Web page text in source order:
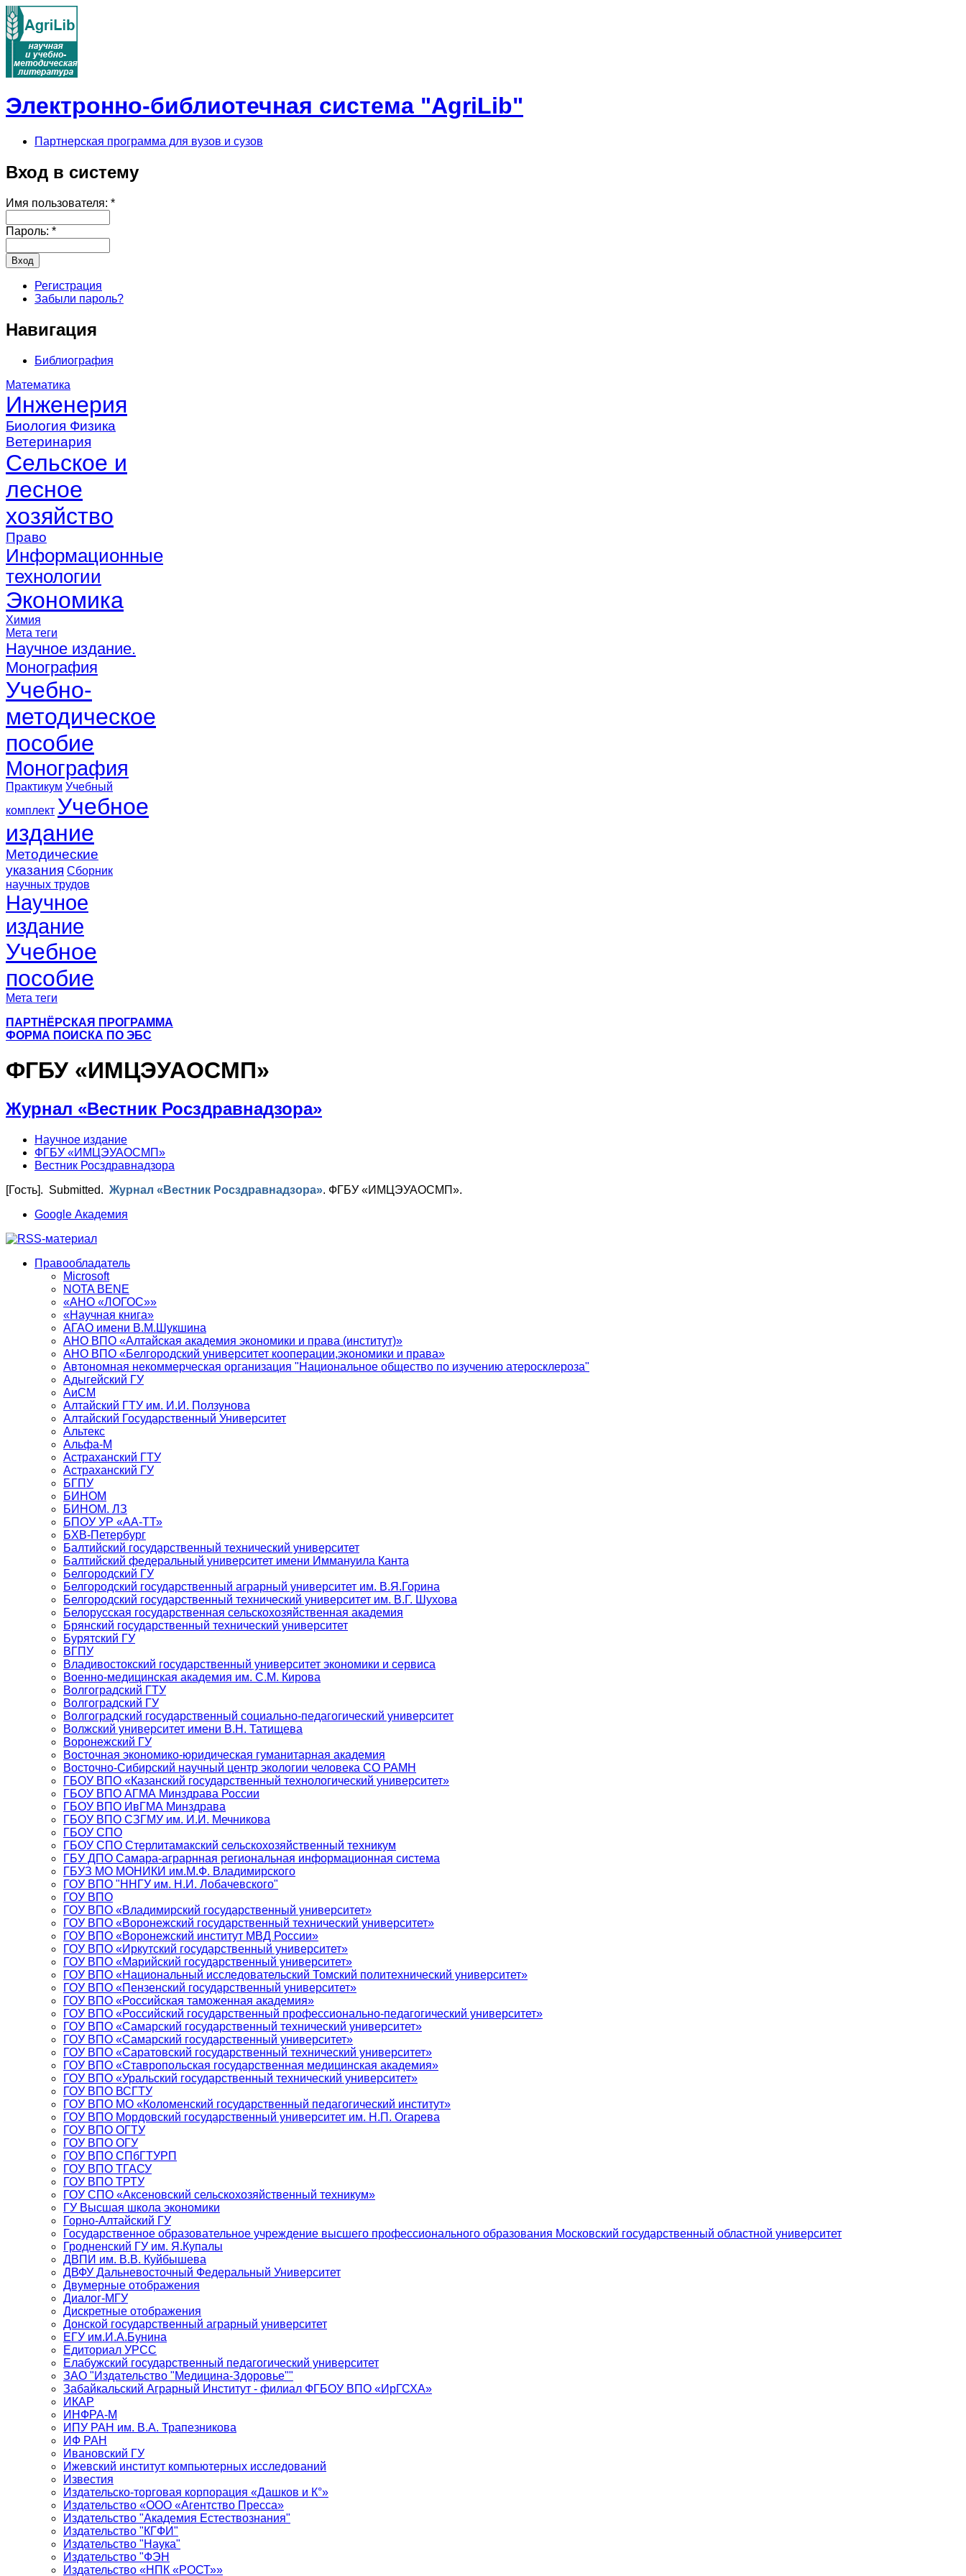
Электронно-библиотечная система "AgriLib"
Партнерская программа для вузов и сузов
Вход в систему
Имя пользователя: *
Пароль: *
Регистрация
Забыли пароль?
Навигация
Библиография
Математика
Инженерия
Биология Физика
Ветеринария
Сельское и
лесное
хозяйство
Право
Информационные
технологии
Экономика
Химия
Мета теги
Научное издание.
Монография
Учебно-
методическое
пособие
Монография
Практикум Учебный
комплект Учебное
издание
Методические
указания Сборник
научных трудов
Научное
издание
Учебное
пособие
Мета теги
ПАРТНЁРСКАЯ ПРОГРАММА
ФОРМА ПОИСКА ПО ЭБС
ФГБУ «ИМЦЭУАОСМП»
Журнал «Вестник Росздравнадзора»
Научное издание
ФГБУ «ИМЦЭУАОСМП»
Вестник Росздравнадзора
[Гость]. Submitted. Журнал «Вестник Росздравнадзора». ФГБУ «ИМЦЭУАОСМП».
Google Академия
Правообладатель
Microsoft
NOTA BENE
«АНО «ЛОГОС»»
«Научная книга»
АГАО имени В.М.Шукшина
АНО ВПО «Алтайская академия экономики и права (институт)»
АНО ВПО «Белгородский университет кооперации,экономики и права»
Автономная некоммерческая организация "Национальное общество по изучению атеросклероза"
Адыгейский ГУ
АиСМ
Алтайский ГТУ им. И.И. Ползунова
Алтайский Государственный Университет
Альтекс
Альфа-М
Астраханский ГТУ
Астраханский ГУ
БГПУ
БИНОМ
БИНОМ. ЛЗ
БПОУ УР «АА-ТТ»
БХВ-Петербург
Балтийский государственный технический университет
Балтийский федеральный университет имени Иммануила Канта
Белгородский ГУ
Белгородский государственный аграрный университет им. В.Я.Горина
Белгородский государственный технический университет им. В.Г. Шухова
Белорусская государственная сельскохозяйственная академия
Брянский государственный технический университет
Бурятский ГУ
ВГПУ
Владивостокский государственный университет экономики и сервиса
Военно-медицинская академия им. С.М. Кирова
Волгоградский ГТУ
Волгоградский ГУ
Волгоградский государственный социально-педагогический университет
Волжский университет имени В.Н. Татищева
Воронежский ГУ
Восточная экономико-юридическая гуманитарная академия
Восточно-Сибирский научный центр экологии человека СО РАМН
ГБОУ ВПО «Казанский государственный технологический университет»
ГБОУ ВПО АГМА Минздрава России
ГБОУ ВПО ИвГМА Минздрава
ГБОУ ВПО СЗГМУ им. И.И. Мечникова
ГБОУ СПО
ГБОУ СПО Стерлитамакский сельскохозяйственный техникум
ГБУ ДПО Самара-аграрнная региональная информационная система
ГБУЗ МО МОНИКИ им.М.Ф. Владимирского
ГОУ ВПО "ННГУ им. Н.И. Лобачевского"
ГОУ ВПО
ГОУ ВПО «Владимирский государственный университет»
ГОУ ВПО «Воронежский государственный технический университет»
ГОУ ВПО «Воронежский институт МВД России»
ГОУ ВПО «Иркутский государственный университет»
ГОУ ВПО «Марийский государственный университет»
ГОУ ВПО «Национальный исследовательский Томский политехнический университет»
ГОУ ВПО «Пензенский государственный университет»
ГОУ ВПО «Российская таможенная академия»
ГОУ ВПО «Российский государственный профессионально-педагогический университет»
ГОУ ВПО «Самарский государственный технический университет»
ГОУ ВПО «Самарский государственный университет»
ГОУ ВПО «Саратовский государственный технический университет»
ГОУ ВПО «Ставропольская государственная медицинская академия»
ГОУ ВПО «Уральский государственный технический университет»
ГОУ ВПО ВСГТУ
ГОУ ВПО МО «Коломенский государственный педагогический институт»
ГОУ ВПО Мордовский государственный университет им. Н.П. Огарева
ГОУ ВПО ОГТУ
ГОУ ВПО ОГУ
ГОУ ВПО СПбГТУРП
ГОУ ВПО ТГАСУ
ГОУ ВПО ТРТУ
ГОУ СПО «Аксеновский сельскохозяйственный техникум»
ГУ Высшая школа экономики
Горно-Алтайский ГУ
Государственное образовательное учреждение высшего профессионального образования Московский государственный областной университет
Гродненский ГУ им. Я.Купалы
ДВПИ им. В.В. Куйбышева
ДВФУ Дальневосточный Федеральный Университет
Двумерные отображения
Диалог-МГУ
Дискретные отображения
Донской государственный аграрный университет
ЕГУ им.И.А.Бунина
Едиториал УРСС
Елабужский государственный педагогический университет
ЗАО "Издательство "Медицина-Здоровье""
Забайкальский Аграрный Институт - филиал ФГБОУ ВПО «ИрГСХА»
ИКАР
ИНФРА-М
ИПУ РАН им. В.А. Трапезникова
ИФ РАН
Ивановский ГУ
Ижевский институт компьютерных исследований
Известия
Издательско-торговая корпорация «Дашков и К°»
Издательство «ООО «Агентство Пресса»
Издательство "Академия Естествознания"
Издательство "КГФИ"
Издательство "Наука"
Издательство "ФЭН
Издательство «НПК «РОСТ»»